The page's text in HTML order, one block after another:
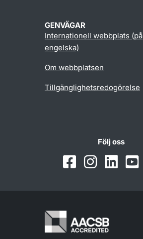
GENVÄGAR
Internationell webbplats (på
engelska)
Om webbplatsen
Tillgänglighetsredogörelse
Följ oss